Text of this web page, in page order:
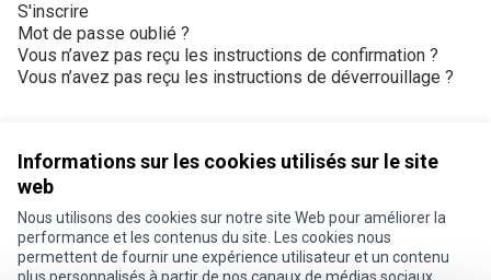
Informations sur les cookies utilisés sur le site
web
Nous utilisons des cookies sur notre site Web pour améliorer la
performance et les contenus du site. Les cookies nous
permettent de fournir une expérience utilisateur et un contenu
S'inscrire
Mot de passe oublié ?
Vous n’avez pas reçu les instructions de confirmation ?
Vous n’avez pas reçu les instructions de déverrouillage ?
Conditions d'utilisation
Paramètres des cookies
Je participe ! sur X
Je participe ! sur Facebook
Je participe ! sur Instagram